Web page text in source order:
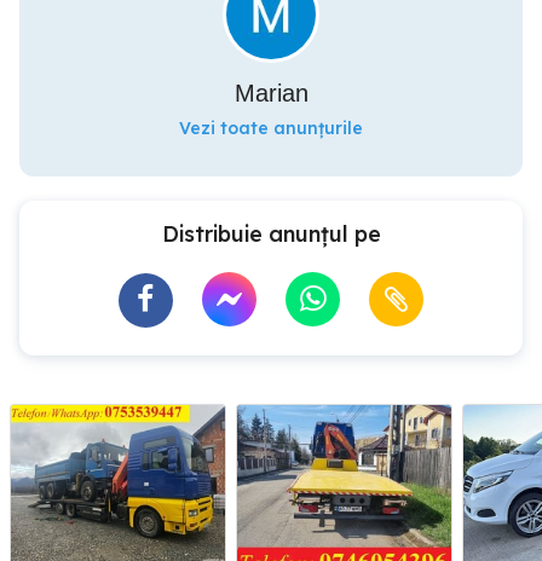
Marian
Vezi toate anunțurile
Distribuie anunțul pe